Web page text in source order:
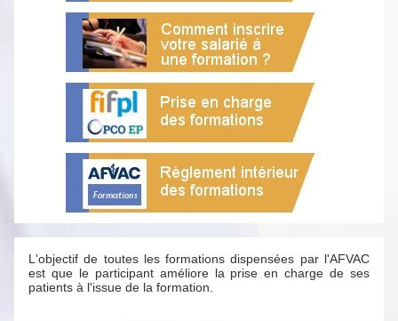
L'objectif de toutes les formations dispensées par l'AFVAC
est que le participant améliore la prise en charge de ses
patients à l'issue de la formation.